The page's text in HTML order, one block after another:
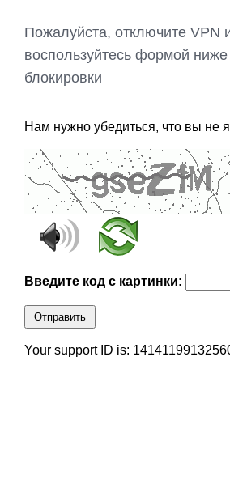
Пожалуйста, отключите VPN
воспользуйтесь формой
блокировки
Нам нужно убедиться, что вы не
Введите код с картинки:
Отправить
Your support ID is: